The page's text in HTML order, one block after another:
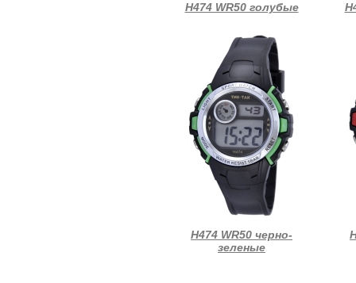
Н474 WR50 голубые
Н474 WR50 черно-
зеленые